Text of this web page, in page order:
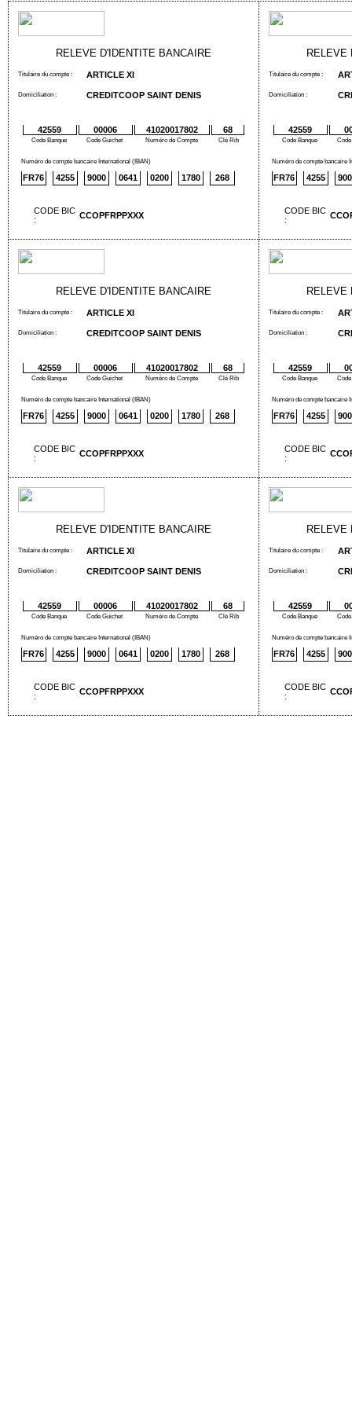
RELEVE D'IDENTITE BANCAIRE
Titulaire du compte : ARTICLE XI
Domiciliation : CREDITCOOP SAINT DENIS
42559 00006 41020017802 68
Code Banque Code Guichet Numéro de Compte Clé Rib
Numéro de compte bancaire International (IBAN)
FR76 4255 9000 0641 0200 1780 268
CODE BIC
:
CCOPFRPPXXX
RELEVE
Titulaire du compte :
Domiciliation :
42559
Code Banque
Numéro de compte bancaire
FR76 4255
CODE BIC
:
RELEVE D'IDENTITE BANCAIRE
Titulaire du compte : ARTICLE XI
Domiciliation : CREDITCOOP SAINT DENIS
42559 00006 41020017802 68
Code Banque Code Guichet Numéro de Compte Clé Rib
Numéro de compte bancaire International (IBAN)
FR76 4255 9000 0641 0200 1780 268
CODE BIC
:
CCOPFRPPXXX
RELEVE
Titulaire du compte :
Domiciliation :
42559
Code Banque
Numéro de compte bancaire
FR76 4255
CODE BIC
:
RELEVE D'IDENTITE BANCAIRE
Titulaire du compte : ARTICLE XI
Domiciliation : CREDITCOOP SAINT DENIS
42559 00006 41020017802 68
Code Banque Code Guichet Numéro de Compte Clé Rib
Numéro de compte bancaire International (IBAN)
FR76 4255 9000 0641 0200 1780 268
CODE BIC
:
CCOPFRPPXXX
RELEVE
Titulaire du compte :
Domiciliation :
42559
Code Banque
Numéro de compte bancaire
FR76 4255
CODE BIC
: